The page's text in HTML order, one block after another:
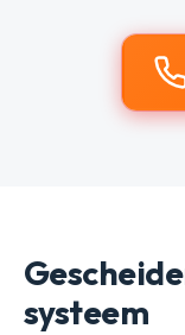
systeem